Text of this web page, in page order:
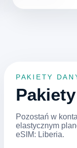
PAKIETY
Pozostań w
elastycznym
eSIM: Liberia.